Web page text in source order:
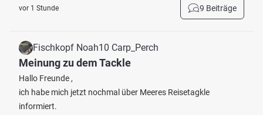
vor 1 Stunde 9 Beiträge
Fischkopf Noah10 Carp_Perch
Meinung zu dem Tackle
Hallo Freunde ,
ich habe mich jetzt nochmal über Meeres Reisetagkle
informiert.